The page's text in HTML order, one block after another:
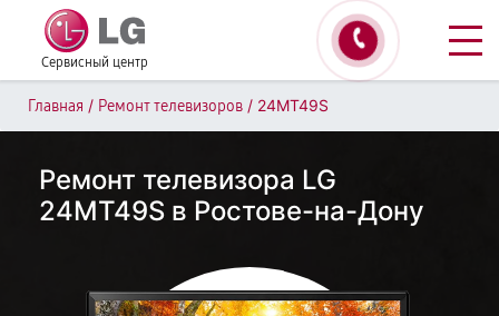
Сервисный центр
Главная / Ремонт телевизоров / 24MT49S
Ремонт телевизора LG
24MT49S в Ростове-на-Дону